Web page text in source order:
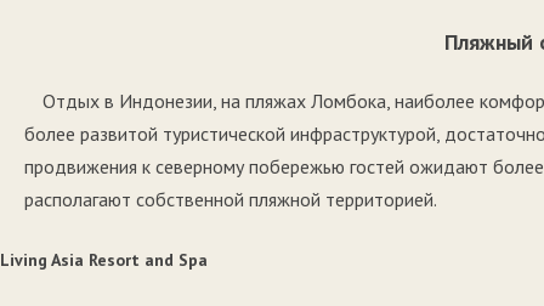
Пляжный
Отдых в Индонезии, на пляжах Ломбока, наиболее
более развитой туристической инфраструктурой,
продвижения к северному побережью гостей ожидают
располагают собственной пляжной территорией.
Living Asia Resort and Spa